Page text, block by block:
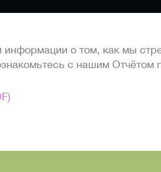
информации о том, как мы
с нашим Отчётом